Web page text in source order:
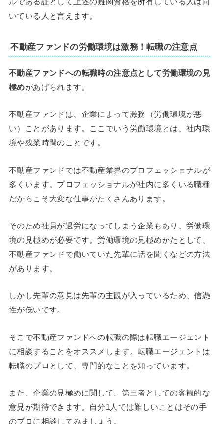
いている人と言えます。
不動産ファンドの労働環境は激務！転職の注意点
不動産ファンドへの転職時の注意点として労働環境の見
極めがあげられます。
不動産ファンドは、企業によって激務（労働環境が悪
い）ことがあります。ここでいう労働環境とは、社内環
境や残業時間のことです。
不動産ファンドでは不動産業界のプロフェッショナルが
多くいます。プロフェッショナルが社内に多くいる職種
だからこそ大変な仕事がたくさんあります。
そのため社員が過労になってしまう企業もあり、労働環
境の見極めが必要です。労働環境の見極めかたとして、
不動産ファンドで働いていた先輩に話を聞くなどの方法
があります。
しかし先輩の意見は先輩の主観が入っているため、信憑
性が低いです。
そこで不動産ファンドへの転職の際は転職エージェント
に相談することをオススメします。転職エージェントは
転職のプロとして、専門的なことを知っています。
また、企業の見極めに関して、第三者としての客観的な
意見が期待できます。自分1人では難しいことはその手
のプロに相談してみましょう。